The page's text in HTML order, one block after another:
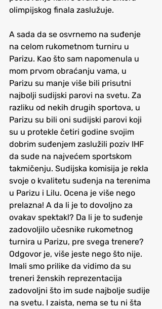
olimpijskog finala zaslužuje.
A sada da se osvrnemo na suđenje
na celom rukometnom turniru u
Parizu. Kao što sam napomenula u
mom prvom obraćanju vama, u
Parizu su manje više bili prisutni
najbolji sudijski parovi na svetu. Za
razliku od nekih drugih sportova, u
Parizu su bili oni sudijski parovi koji
su u protekle četiri godine svojim
dobrim suđenjem zaslužili poziv IHF
da sude na najvećem sportskom
takmičenju. Sudijska komisija je rekla
svoje o kvalitetu suđenja na terenima
u Parizu i Lilu. Ocena je više nego
prelazna! A da li je to dovoljno za
ovakav spektakl? Da li je to suđenje
zadovoljilo učesnike rukometnog
turnira u Parizu, pre svega trenere?
Odgovor je, više jeste nego što nije.
Imali smo prilike da vidimo da su
treneri ženskih reprezentacija
zadovoljni što im sude najbolje sudije
na svetu. I zaista, nema se tu ni šta